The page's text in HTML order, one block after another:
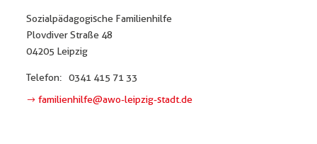
Sozialpädagogische Familienhilfe
Plovdiver Straße 48
04205 Leipzig
Telefon:
0341 415 71 33
familienhilfe@awo-leipzig-stadt.de